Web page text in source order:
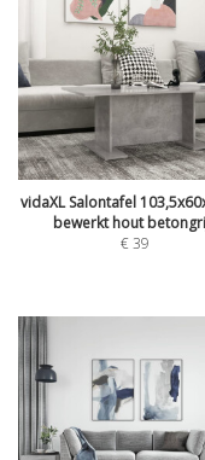
vidaXL Salontafel
bewerkt hout
€39